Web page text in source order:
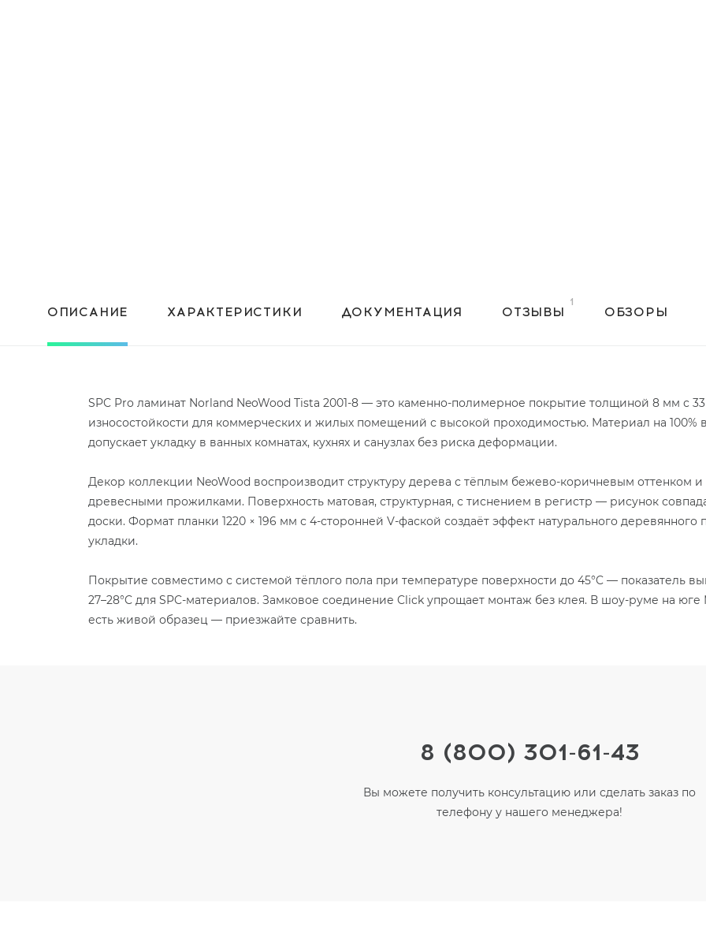
ОПИСАНИЕ ХАРАКТЕРИСТИКИ ДОКУМЕНТАЦИЯ ОТЗЫВЫ ОБЗОРЫ
SPC Pro ламинат Norland NeoWood Tista 2001-8 — это каменно-полимерное покрытие толщиной 8 мм с
износостойкости для коммерческих и жилых помещений с высокой проходимостью. Материал на 100%
допускает укладку в ванных комнатах, кухнях и санузлах без риска деформации.
Декор коллекции NeoWood воспроизводит структуру дерева с тёплым бежево-коричневым оттенком
древесными прожилками. Поверхность матовая, структурная, с тиснением в регистр — рисунок
доски. Формат планки 1220 × 196 мм с 4-сторонней V-фаской создаёт эффект натурального деревянного
укладки.
Покрытие совместимо с системой тёплого пола при температуре поверхности до 45°C — показатель
27–28°C для SPC-материалов. Замковое соединение Click упрощает монтаж без клея. В шоу-руме на
есть живой образец — приезжайте сравнить.
8 (800) 301-61-43
Вы можете получить консультацию или сделать заказ по
телефону у нашего менеджера!